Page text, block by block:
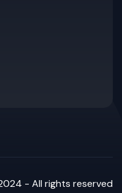
- All rights reserved